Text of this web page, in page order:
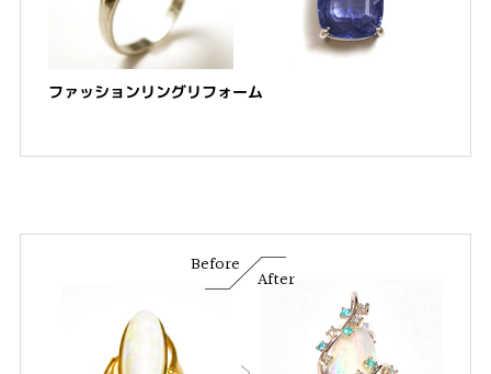
ファッションリングリフォーム
Before
After